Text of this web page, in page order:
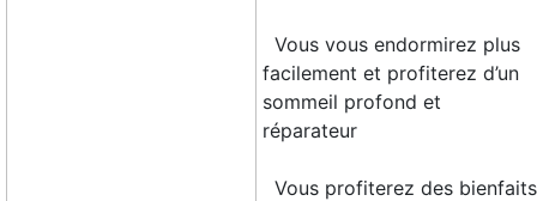
Vous vous endormirez plus
facilement et profiterez d’un
sommeil profond et
réparateur
Vous profiterez des bienfaits